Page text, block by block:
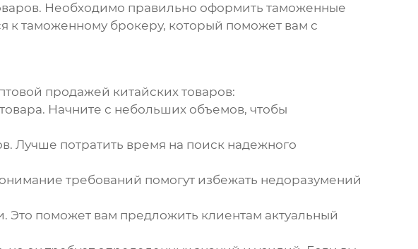
. Необходимо правильно оформить таможенные
к таможенному брокеру, который поможет вам с
продажей китайских товаров:
Начните с небольших объемов, чтобы
Лучше потратить время на поиск надежного
требований помогут избежать недоразумений
поможет вам предложить клиентам актуальный